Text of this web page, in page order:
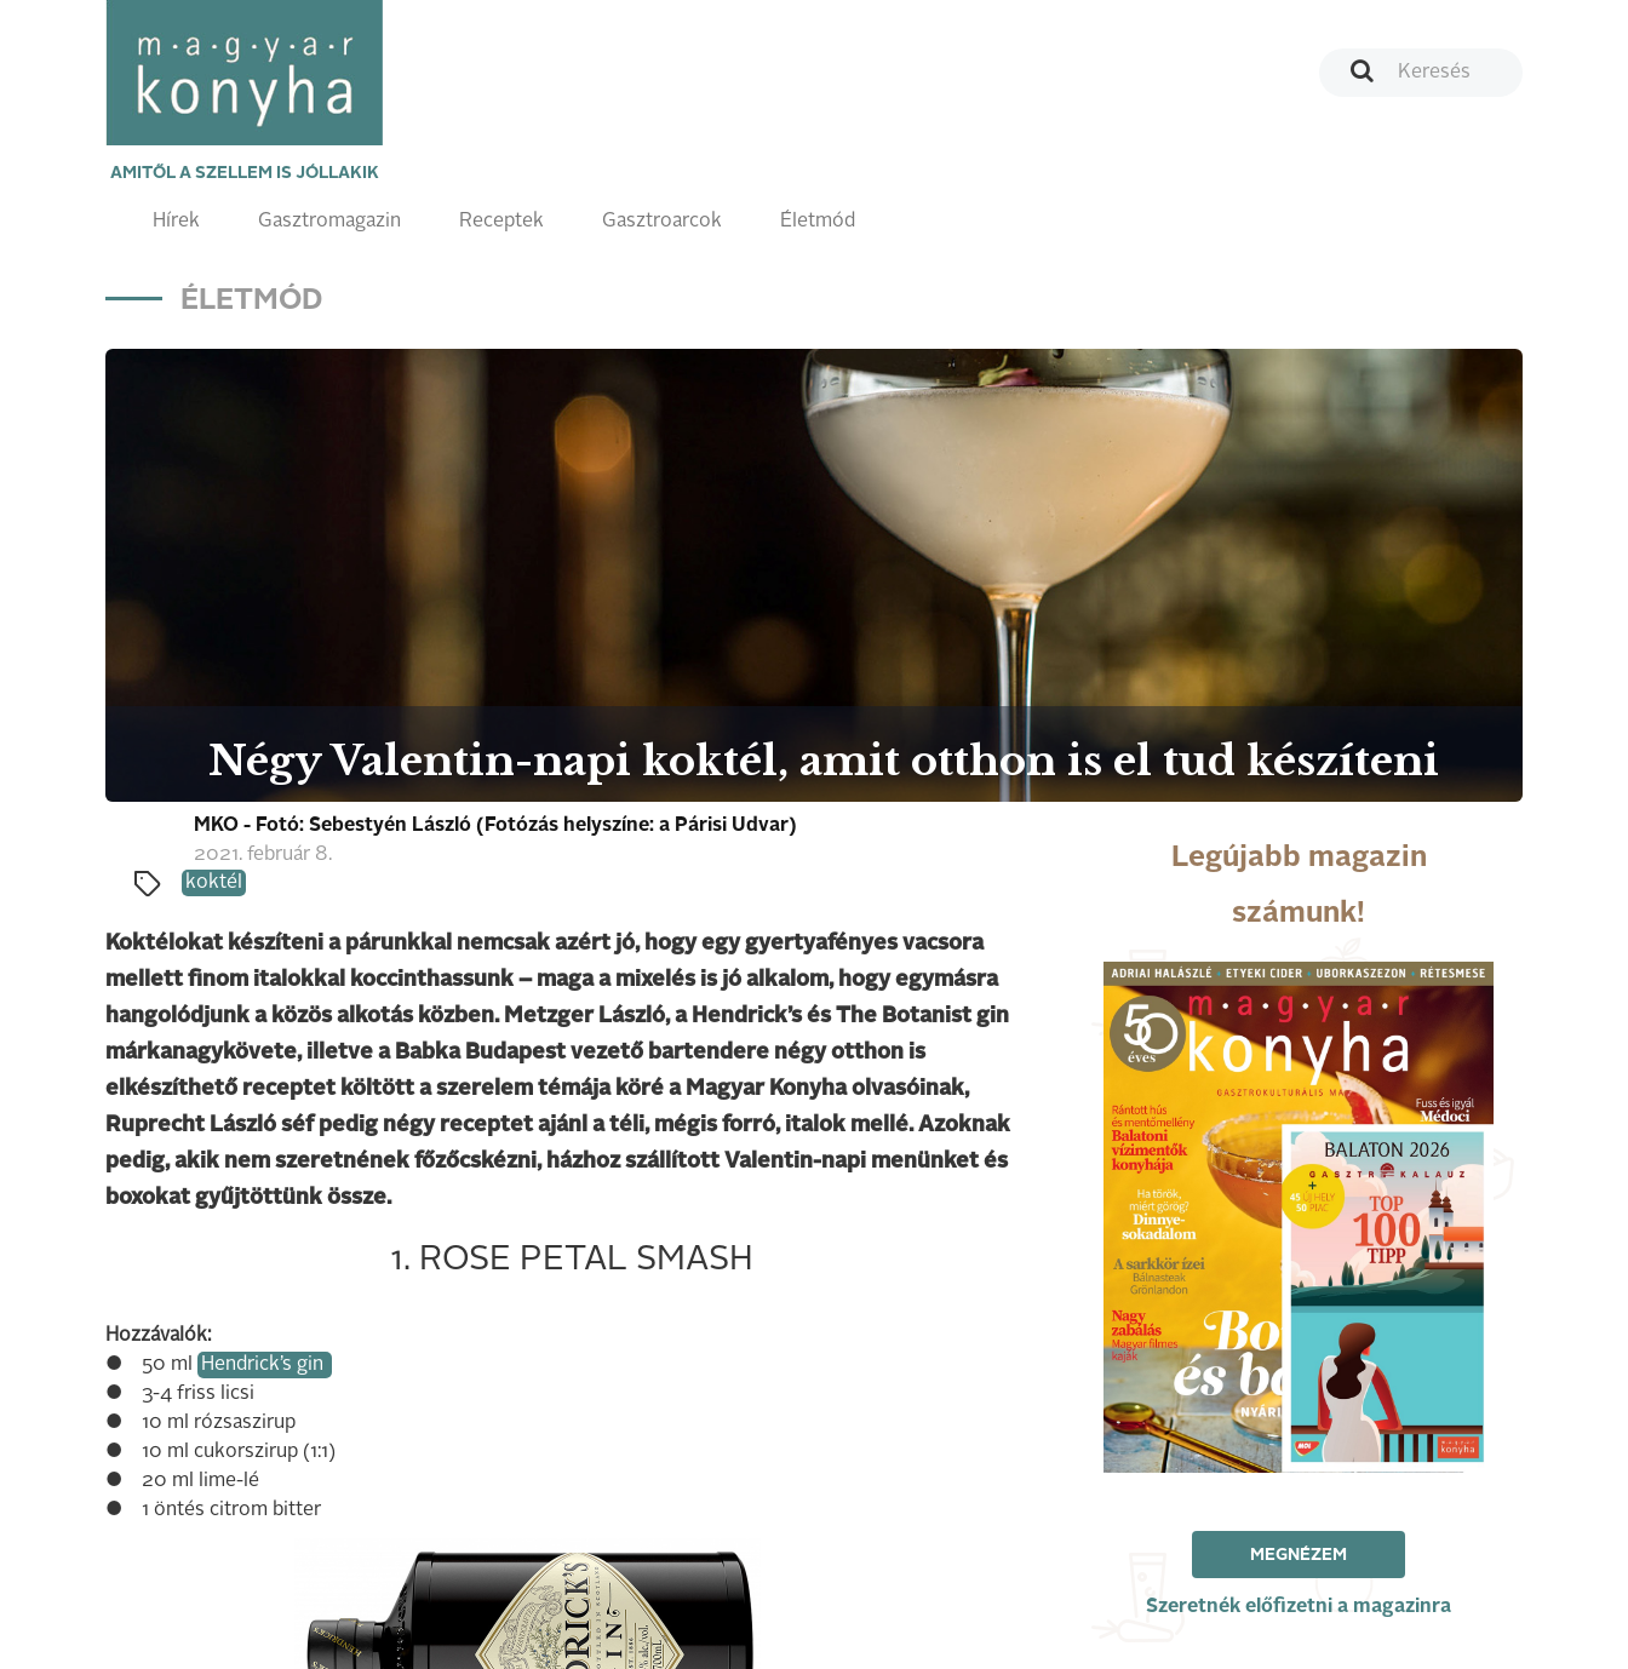
AMITŐL A SZELLEM IS JÓLLAKIK
Hírek Gasztromagazin Receptek Gasztroarcok Életmód
ÉLETMÓD
Négy Valentin-napi koktél, amit otthon is el tud készíteni
MKO - Fotó: Sebestyén László (Fotózás helyszíne: a Párisi Udvar)
2021. február 8.
koktél
Koktélokat készíteni a párunkkal nemcsak azért jó, hogy egy gyertyafényes vacsora
mellett finom italokkal koccinthassunk – maga a mixelés is jó alkalom, hogy egymásra
hangolódjunk a közös alkotás közben. Metzger László, a Hendrick’s és The Botanist gin
márkanagykövete, illetve a Babka Budapest vezető bartendere négy otthon is
elkészíthető receptet költött a szerelem témája köré a Magyar Konyha olvasóinak,
Ruprecht László séf pedig négy receptet ajánl a téli, mégis forró, italok mellé. Azoknak
pedig, akik nem szeretnének főzőcskézni, házhoz szállított Valentin-napi menünket és
boxokat gyűjtöttünk össze.
1. ROSE PETAL SMASH
Hozzávalók:
● 50 ml
Hendrick’s gin
● 3-4 friss licsi
● 10 ml rózsaszirup
● 10 ml cukorszirup (1:1)
● 20 ml lime-lé
● 1 öntés citrom bitter
Legújabb magazin
számunk!
MEGNÉZEM
Szeretnék előfizetni a magazinra